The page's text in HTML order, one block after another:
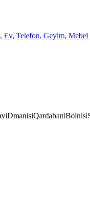
DmanisiQardabaniBolnisi